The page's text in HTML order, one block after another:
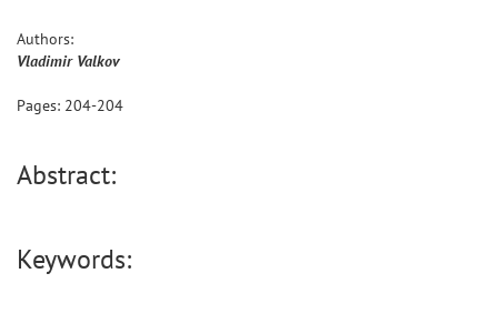
Authors:
Vladimir Valkov
Pages: 204-204
Abstract:
Keywords: